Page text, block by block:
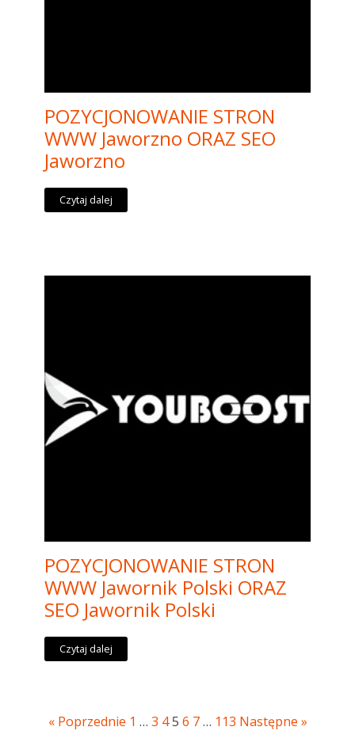
POZYCJONOWANIE STRON
WWW Jaworzno ORAZ SEO
Jaworzno
Czytaj dalej
POZYCJONOWANIE STRON
WWW Jawornik Polski ORAZ
SEO Jawornik Polski
Czytaj dalej
« Poprzednie 1 … 3 4 5 6 7 … 113 Następne »